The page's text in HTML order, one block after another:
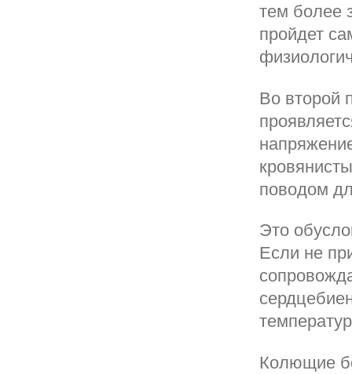
тем более
пройдет
Во второй
поводом
Это
Если не
Колющие